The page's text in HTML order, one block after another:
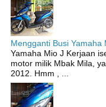
Mengganti Busi Yamaha
Yamaha Mio J Kerjaan
motor milik Mbak Mila,
2012. Hmm , ...